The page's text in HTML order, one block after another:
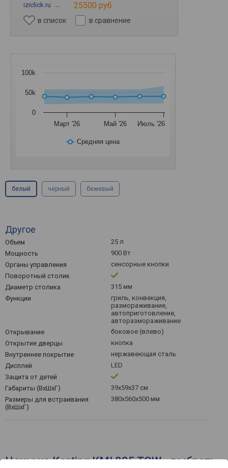
iziclick.ru → 25500 руб.
в список в сравнение
Средняя цена
Март '26 Май '26 Июль '26
0
50k
100k
белый черный бежевый
Другое
Объем
25 л
Мощность
900 Вт
Органы управления
сенсорные кнопки
Поворотный столик
Диаметр столика
315 мм
Функции
гриль, конвекция,
размораживание,
автоприготовление,
авторазмораживание
Открывание
боковое (влево)
Открытие дверцы
кнопка
Внутреннее покрытие
нержавеющая сталь
Дисплей
LED
Защита от детей
Габариты (ВхШхГ)
39x59x37 см
Размеры для встраивания
(ВхШхГ)
380x560x500 мм
Цены на Korting KMI 825 TGW - выбрать